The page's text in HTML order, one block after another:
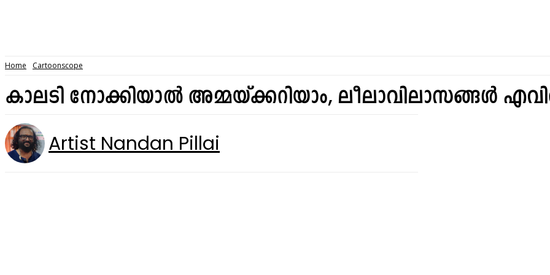
Home Cartoonscope
കാലടി നോക്കിയാൽ അമ്മയ്ക്കറിയാം, ലീലാവിലാസങ്ങൾ
Artist Nandan Pillai